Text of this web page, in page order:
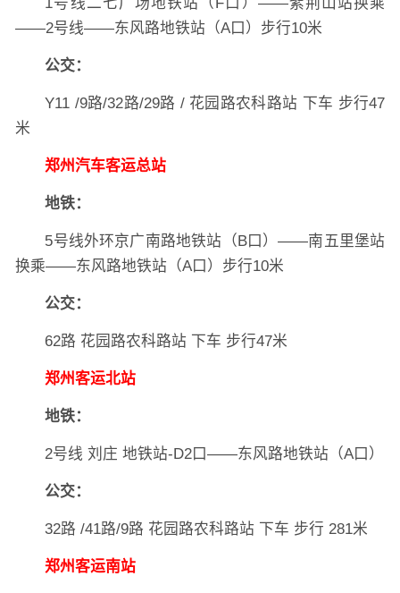
——2号线——东风路地铁站（A口）步行10米
公交：
Y11 /9路/32路/29路 / 花园路农科路站 下车 步行47
米
郑州汽车客运总站
地铁：
5号线外环京广南路地铁站（B口）——南五里堡站
换乘——东风路地铁站（A口）步行10米
公交：
62路 花园路农科路站 下车 步行47米
郑州客运北站
地铁：
2号线 刘庄 地铁站-D2口——东风路地铁站（A口）
公交：
32路 /41路/9路 花园路农科路站 下车 步行 281米
郑州客运南站